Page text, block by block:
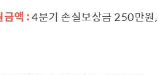
금액 : 4분기 손실보상금 250만